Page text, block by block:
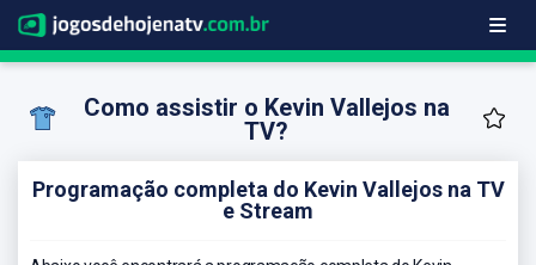
Como assistir o Kevin Vallejos na
TV?
Programação completa do Kevin Vallejos na TV
e Stream